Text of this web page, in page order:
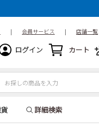
| 会員サービス | 店舗一覧
ログイン カート
詳細検索
21.5cm
22cm
22.5cm
24.5cm
25cm
25.5cm
27.5cm
28cm
28.5cm
31cm
32cm